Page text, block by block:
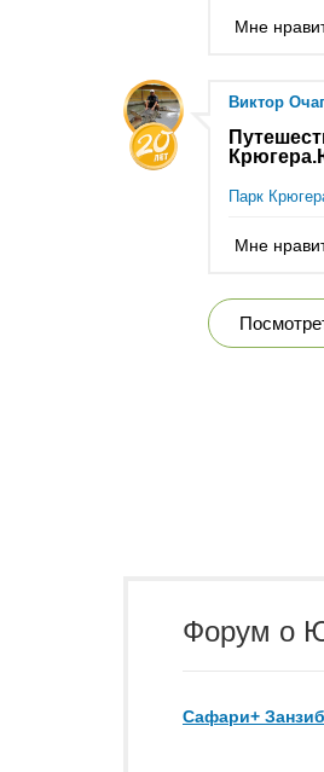
Мне
Виктор
Парк
Мне
Форум о
Сафари+